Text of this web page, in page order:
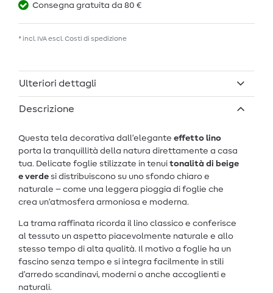
Consegna gratuita da 80 €
* incl. IVA escl. Costi di spedizione
Ulteriori dettagli
Descrizione
Questa tela decorativa dall’elegante effetto lino
porta la tranquillità della natura direttamente a casa
tua. Delicate foglie stilizzate in tenui tonalità di beige
e verde si distribuiscono su uno sfondo chiaro e
naturale – come una leggera pioggia di foglie che
crea un’atmosfera armoniosa e moderna.
La trama raffinata ricorda il lino classico e conferisce
al tessuto un aspetto piacevolmente naturale e allo
stesso tempo di alta qualità. Il motivo a foglie ha un
fascino senza tempo e si integra facilmente in stili
d’arredo scandinavi, moderni o anche accoglienti e
naturali.